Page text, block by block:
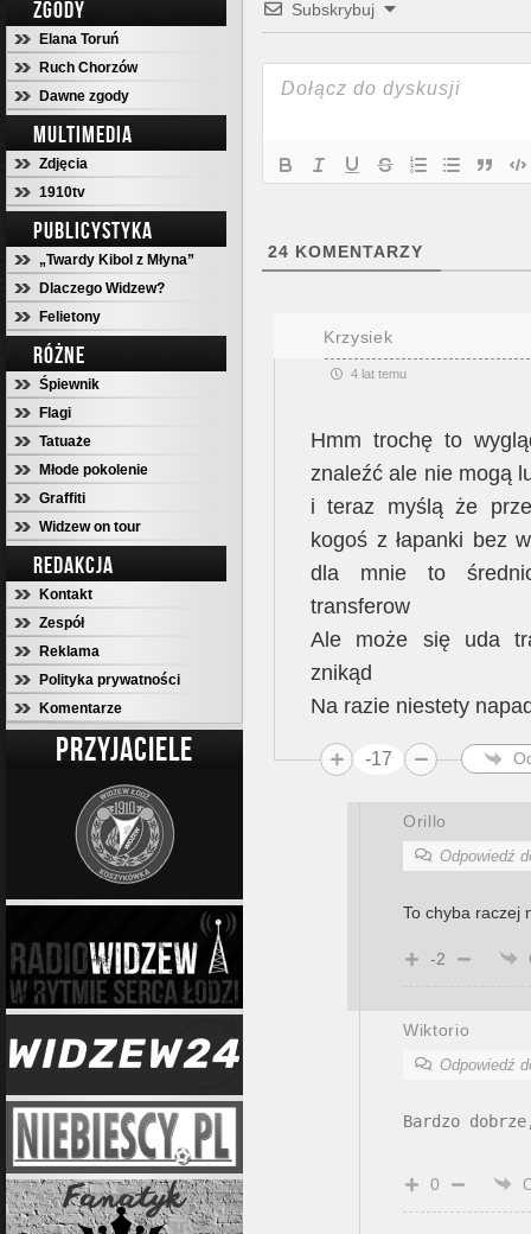
ZGODY
Elana Toruń
Ruch Chorzów
Dawne zgody
MULTIMEDIA
Zdjęcia
1910tv
PUBLICYSTYKA
„Twardy Kibol z Młyna”
Dlaczego Widzew?
Felietony
RÓŻNE
Śpiewnik
Flagi
Tatuaże
Młode pokolenie
Graffiti
Widzew on tour
REDAKCJA
Kontakt
Zespół
Reklama
Polityka prywatności
Komentarze
PRZYJACIELE
Subskrybuj
24 KOMENTARZY
Krzysiek
4 lat temu
Hmm trochę to
znaleźć ale nie mogą
i teraz myślą że
kogoś z łapanki bez
dla mnie to
transferow
Ale może się uda
znikąd
Na razie niestety
-17
Orillo
Odpowiedź
To chyba raczej
-2
Wiktorio
Odpowiedź
0